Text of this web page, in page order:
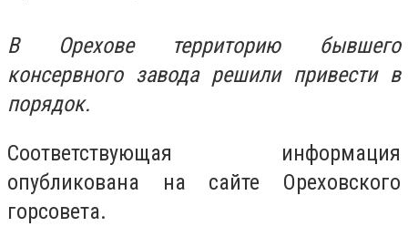
В Орехове территорию бывшего
консервного завода решили привести в
порядок.
Соответствующая информация
опубликована на сайте Ореховского
горсовета.